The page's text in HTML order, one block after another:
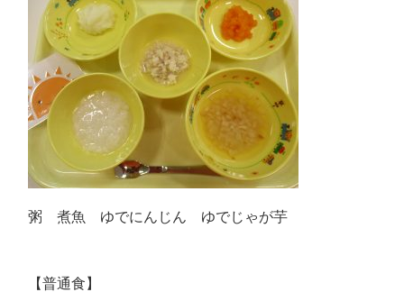
粥 煮魚 ゆでにんじん ゆでじゃが芋
【普通食】